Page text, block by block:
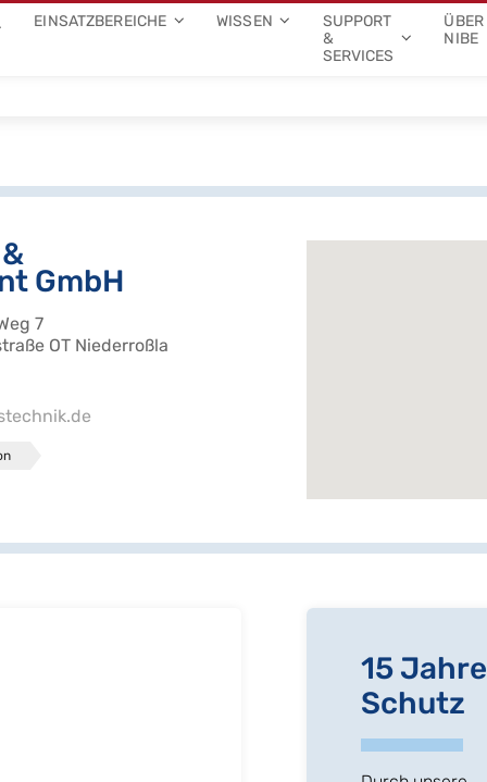
EINSATZBEREICHE WISSEN
SUPPORT
&
SERVICES
ÜBER
NIBE
GmbH
7
OT Niederroßla
15 Jahre
Schutz